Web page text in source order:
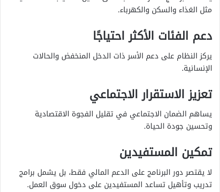
مثل الغذاء والسكن والكهرباء.
دعم الفئات الأكثر احتياجًا
يركز النظام على دعم الأسر ذات الدخل المنخفض والحالات
الإنسانية.
تعزيز الاستقرار الاجتماعي
يساهم الضمان الاجتماعي في تقليل الفجوة الاقتصادية
وتحسين جودة الحياة.
تمكين المستفيدين
لا يقتصر دور البرنامج على الدعم المالي فقط، بل يشمل برامج
تدريب وتأهيل تساعد المستفيدين على دخول سوق العمل.